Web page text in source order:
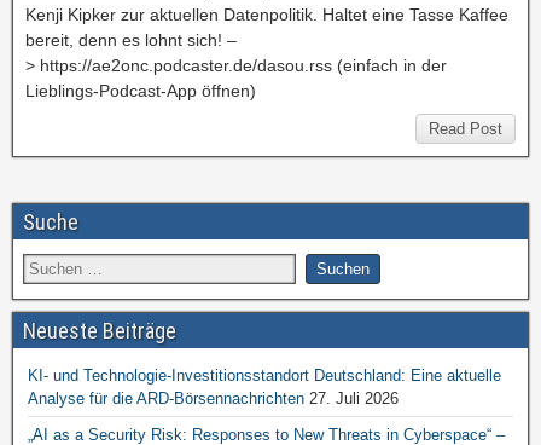
Kenji Kipker zur aktuellen Datenpolitik. Haltet eine Tasse Kaffee
bereit, denn es lohnt sich! –
> https://ae2onc.podcaster.de/dasou.rss (einfach in der
Lieblings-Podcast-App öffnen)
Read Post
Suche
Neueste Beiträge
KI- und Technologie-Investitionsstandort Deutschland: Eine aktuelle
Analyse für die ARD-Börsennachrichten 27. Juli 2026
„AI as a Security Risk: Responses to New Threats in Cyberspace“ –